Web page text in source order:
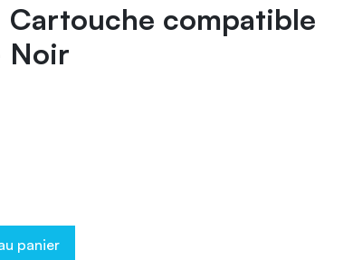
Cartouche compatible
Noir
panier